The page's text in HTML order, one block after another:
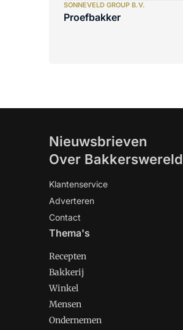
SONNEVELD GROUP B.V.
Proefbakker
Nieuwsbrieven
Over Bakkerswereld
Klantenservice
Adverteren
Contact
Thema's
Recepten
Bakkerij
Winkel
Mensen
Ondernemen